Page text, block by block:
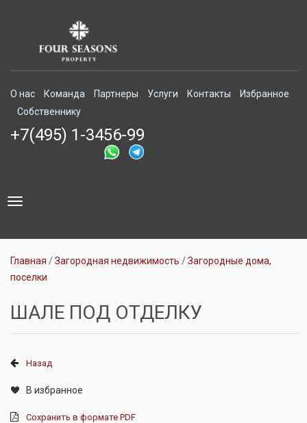
О нас Команда Партнеры Услуги Контакты
Избранное
Собственнику
+7(495) 1-3456-99
Toggle
Главная Загородная недвижимость
Загородные дома,
поселки
ШАЛЕ ПОД ОТДЕЛКУ
Назад
В избранное
Сохранить в формате PDF